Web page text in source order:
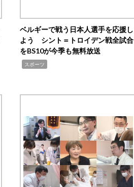
ベルギーで戦う日本人選手を応援し
よう シント＝トロイデン戦全試合
をBS10が今季も無料放送
スポーツ